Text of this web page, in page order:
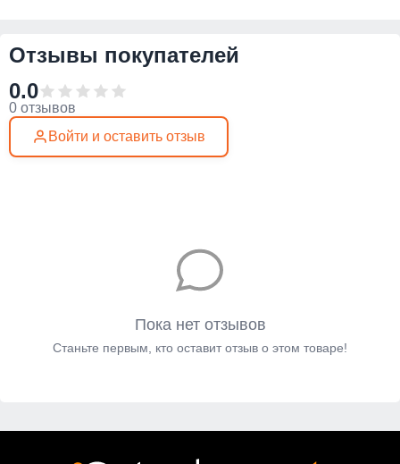
Отзывы покупателей
0.0
0 отзывов
Войти и оставить отзыв
Пока нет отзывов
Станьте первым, кто оставит отзыв о этом товаре!